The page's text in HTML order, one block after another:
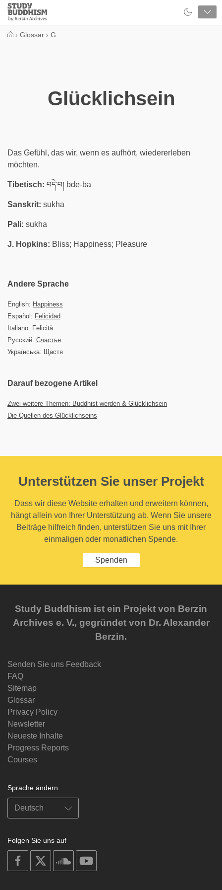
Close
Study
Buddhism
› Glossar › G
Glücklichsein
Das Gefühl, das wir, wenn es aufhört, wiedererleben
möchten.
Tibetisch: བདེ་བ། bde-ba
Sanskrit: sukha
Pali: sukha
J. Hopkins: Bliss; Happiness; Pleasure
Andere Sprache
English: Happiness
Español: Felicidad
Italiano: Felicità
Русский: Счастье
Українська: Щастя
Darauf bezogene Artikel
Zwei weitere Themen: Buddhist werden & Glücklichsein
Die Quellen des Glücklichseins
Unterstützen Sie unser Projekt
Dass wir diese Website erhalten und erweitern können,
hängt allein von Ihrer Unterstützung ab. Wenn Sie unsere
Beiträge hilfreich finden, unterstützen Sie uns mit Ihrer
einmaligen oder monatlichen Spende.
Spenden
Study Buddhism ist ein Projekt von Berzin
Archives e. V., gegründet von Dr. Alexander
Berzin.
Senden Sie uns Feedback
FAQ
Sitemap
Glossar
Privacy Policy
Newsletter
Neueste Inhalte
Progress Reports
Courses
Sprache ändern
Folgen Sie uns auf
on
facebook
soundcloud